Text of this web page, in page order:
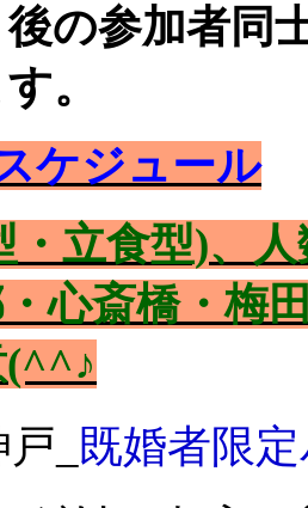
後の参加者同
。
ケジュール
・立食型)、
心斎橋・梅
(^^♪
_
既婚者限